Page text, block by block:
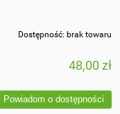
Dostępność: brak towaru
48,00 zł
Powiadom o dostępności